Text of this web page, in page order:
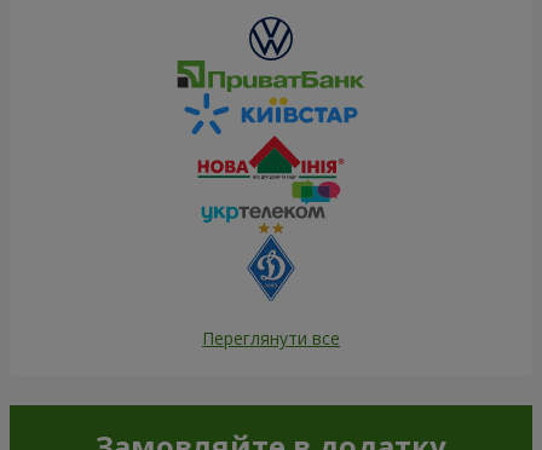
Переглянути все